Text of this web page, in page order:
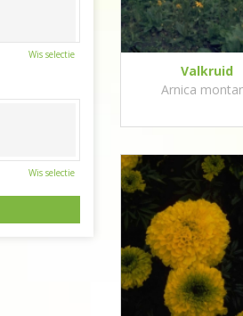
Valkruid
Arnica
Wis selectie
Wis selectie